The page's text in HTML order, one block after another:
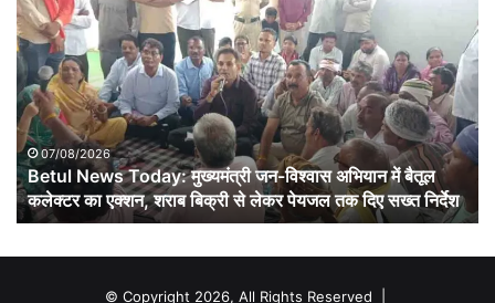
News
Today:
मुख्यमंत्री
जन-
विश्वास
अभियान
में
बैतूल
कलेक्टर
का
07/08/2026
Betul News Today: मुख्यमंत्री जन-विश्वास अभियान में बैतूल
कलेक्टर का एक्शन, शराब बिक्री से लेकर पेयजल तक दिए सख्त निर्देश
© Copyright 2026, All Rights Reserved |